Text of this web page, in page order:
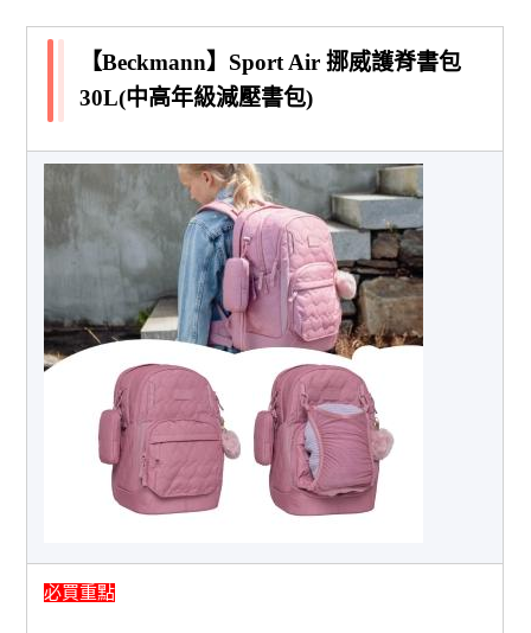
【Beckmann】Sport Air 挪威護脊書包
30L(中高年級減壓書包)
必買重點